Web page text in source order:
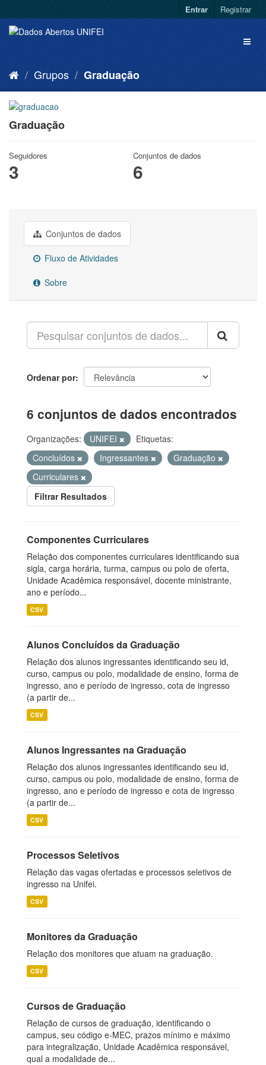
Entrar Registrar
Grupos Graduação
Graduação
Seguidores
3
Conjuntos de dados
6
Conjuntos de dados
Fluxo de Atividades
Sobre
Ordenar por
6 conjuntos de dados encontrados
Organizações: UNIFEI
Etiquetas:
Concluídos
Ingressantes
Graduação
Curriculares
Filtrar Resultados
Componentes Curriculares
Relação dos componentes curriculares identificando sua
sigla, carga horária, turma, campus ou polo de oferta,
Unidade Acadêmica responsável, docente ministrante,
ano e período...
CSV
Alunos Concluídos da Graduação
Relação dos alunos ingressantes identificando seu id,
curso, campus ou polo, modalidade de ensino, forma de
ingresso, ano e período de ingresso, cota de ingresso
(a partir de...
CSV
Alunos Ingressantes na Graduação
Relação dos alunos ingressantes identificando seu id,
curso, campus ou polo, modalidade de ensino, forma de
ingresso, ano e período de ingresso e cota de ingresso
(a partir de...
CSV
Processos Seletivos
Relação das vagas ofertadas e processos seletivos de
ingresso na Unifei.
CSV
Monitores da Graduação
Relação dos monitores que atuam na graduação.
CSV
Cursos de Graduação
Relação de cursos de graduação, identificando o
campus, seu código e-MEC, prazos mínimo e máximo
para integralização, Unidade Acadêmica responsável,
qual a modalidade de...